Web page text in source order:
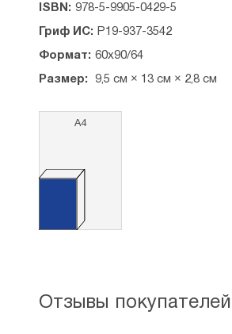
ISBN: 978-5-9905-0429-5
Гриф ИС: Р19-937-3542
Формат: 60х90/64
Размер: 9,5 см × 13 см × 2,8 см
А4
Отзывы покупателей